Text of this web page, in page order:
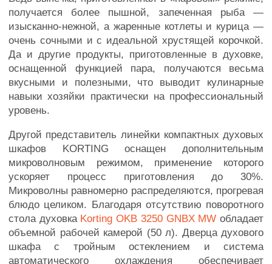
получается более пышной, запеченная рыба —
изысканно-нежной, а жаренные котлеты и курица —
очень сочными и с идеальной хрустящей корочкой.
Да и другие продукты, приготовленные в духовке,
оснащенной функцией пара, получаются весьма
вкусными и полезными, что выводит кулинарные
навыки хозяйки практически на профессиональный
уровень.
Другой представитель линейки компактных духовых
шкафов KORTING оснащен дополнительным
микроволновым режимом, применение которого
ускоряет процесс приготовления до 30%.
Микроволны равномерно распределяются, прогревая
блюдо целиком. Благодаря отсутствию поворотного
стола духовка Korting OKB 3250 GNBX MW обладает
объемной рабочей камерой (50 л). Дверца духового
шкафа с тройным остеклением и система
автоматического охлаждения обеспечивает